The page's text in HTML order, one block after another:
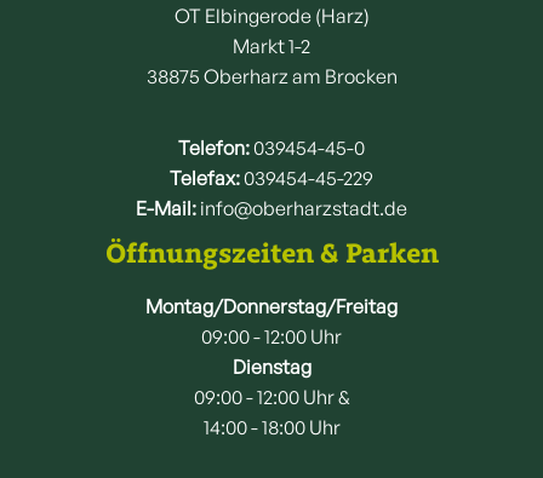
OT Elbingerode (Harz)
Markt 1-2
38875 Oberharz am Brocken
Telefon:039454-45-0
Telefax:039454-45-229
E-Mail: info@oberharzstadt.de
Öffnungszeiten & Parken
Montag/Donnerstag/Freitag
09:00 - 12:00 Uhr
Dienstag
09:00 - 12:00 Uhr &
14:00 - 18:00 Uhr